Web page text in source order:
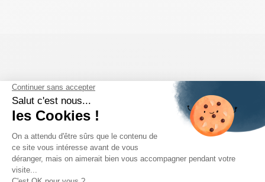
PRODUITS DE LA MÊME CATÉGORIE